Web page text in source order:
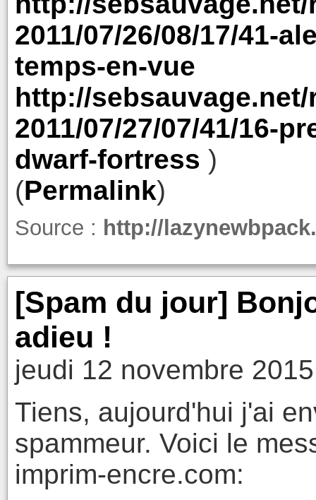
2011/07/26/08/17/41-
temps-en-vue
http://
2011/07/27/07/41/16-
dwarf-fortress )
(Permalink)
Source : http://
[Spam du jour]
adieu !
jeudi 12 novembre
Tiens, aujourd'hui j'ai
spammeur. Voici le
imprim-encre.com: